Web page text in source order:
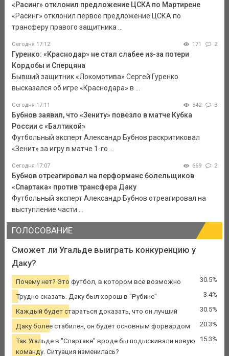
«Расинг» отклонил предложение ЦСКА по Мартирене
«Расинг» отклонил первое предложение ЦСКА по
трансферу правого защитника ...
Сегодня 17:12 171 2
Гуренко: «Краснодар» не стал слабее из-за потери
Кордобы и Сперцяна
Бывший защитник «Локомотива» Сергей Гуренко
высказался об игре «Краснодара» в ...
Сегодня 17:11 342 3
Бубнов заявил, что «Зениту» повезло в матче Кубка
России с «Балтикой»
Футбольный эксперт Александр Бубнов раскритиковал
«Зенит» за игру в матче 1-го ...
Сегодня 17:07 669 2
Бубнов отреагировал на перформанс болельщиков
«Спартака» против трансфера Даку
Футбольный эксперт Александр Бубнов отреагировал на
выступление части ...
ГОЛОСОВАНИЕ
Сможет ли Угальде выиграть конкуренцию у
Даку?
Почему нет? Это футбол, в котором все возможно 30.5%
Трудно сказать. Даку был хорош в "Рубине" 3.4%
Каждый будет стараться доказать, что он лучший 30.5%
Даку более стабилен, он будет основным форвардом 20.3%
Так Угальде в "Спартаке" вроде бы подыскивали новую
команду. Ситуация изменилась?
15.3%